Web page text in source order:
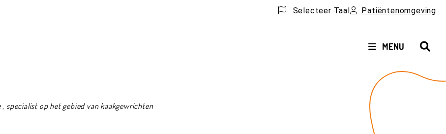
Selecteer Taal Patiëntenomgeving
MENU
, specialist op het gebied van kaakgewrichten